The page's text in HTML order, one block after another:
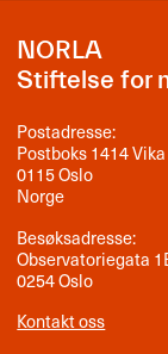
NORLA
Stiftelse for
Postadresse:
Postboks 1414 Vika
0115 Oslo
Norge
Besøksadresse:
Observatoriegata
0254 Oslo
Kontakt oss